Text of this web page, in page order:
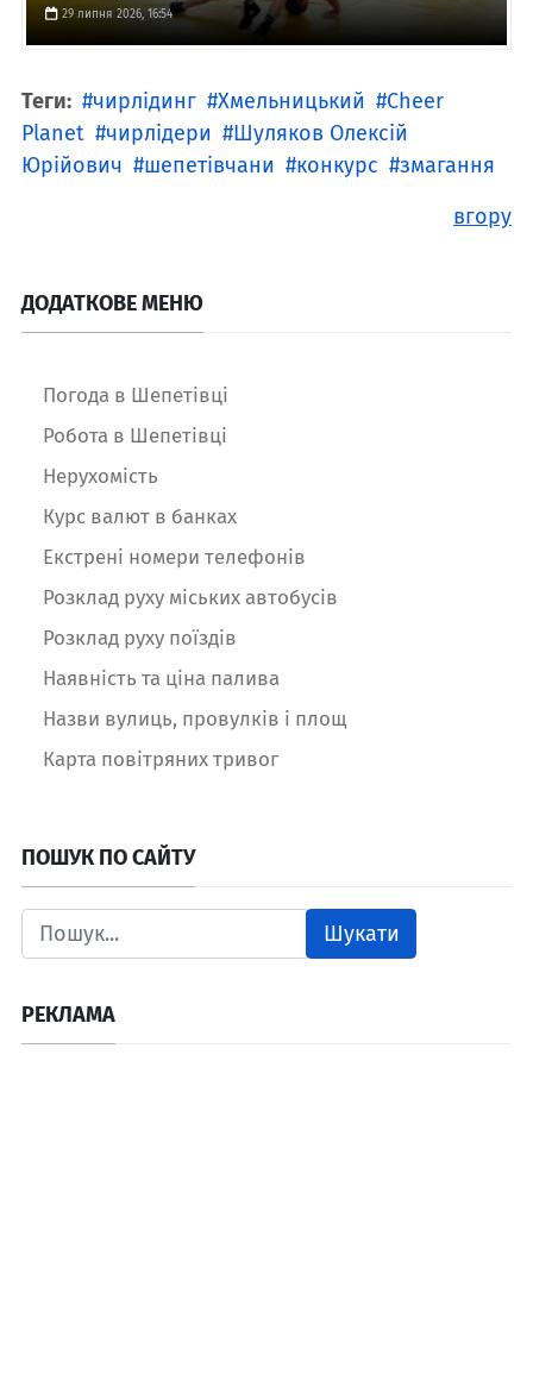
29 липня 2026, 16:54
Теги: чирлідинг Хмельницький
Cheer
Planet
чирлідери
Шуляков Олексій
Юрійович
шепетівчани конкурс
змагання
вгору
ДОДАТКОВЕ МЕНЮ
Погода в Шепетівці
Робота в Шепетівці
Нерухомість
Курс валют в банках
Екстрені номери телефонів
Розклад руху міських автобусів
Розклад руху поїздів
Наявність та ціна палива
Назви вулиць, провулків і площ
Карта повітряних тривог
ПОШУК ПО САЙТУ
Шукати
РЕКЛАМА